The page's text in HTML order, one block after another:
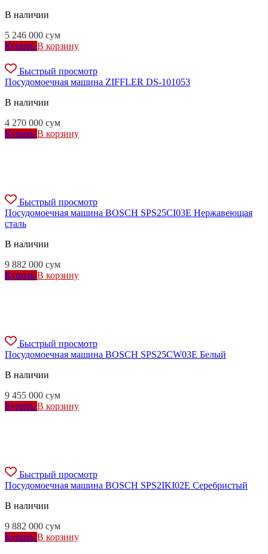
В наличии
5 246 000 сум
Купить В корзину
Быстрый просмотр
Посудомоечная машина ZIFFLER DS-101053
В наличии
4 270 000 сум
Купить В корзину
Быстрый просмотр
Посудомоечная машина BOSCH SPS25CI03E Нержавеющая
сталь
В наличии
9 882 000 сум
Купить В корзину
Быстрый просмотр
Посудомоечная машина BOSCH SPS25CW03E Белый
В наличии
9 455 000 сум
Купить В корзину
Быстрый просмотр
Посудомоечная машина BOSCH SPS2IKI02E Серебристый
В наличии
9 882 000 сум
Купить В корзину